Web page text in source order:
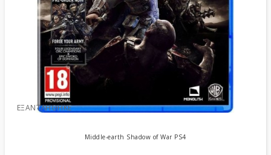
ΕΞΑΝΤΛΉΘΗΚΕ
Middle-earth Shadow of War PS4